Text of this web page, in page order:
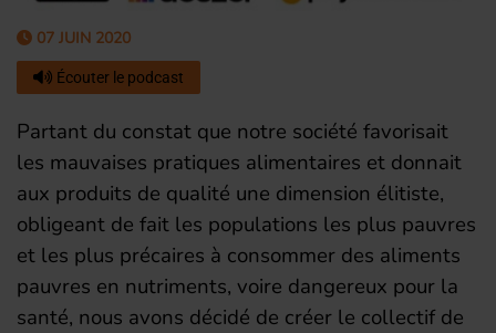
07 JUIN 2020
Écouter le podcast
Partant du constat que notre société favorisait
les mauvaises pratiques alimentaires et donnait
aux produits de qualité une dimension élitiste,
obligeant de fait les populations les plus pauvres
et les plus précaires à consommer des aliments
pauvres en nutriments, voire dangereux pour la
santé, nous avons décidé de créer le collectif de